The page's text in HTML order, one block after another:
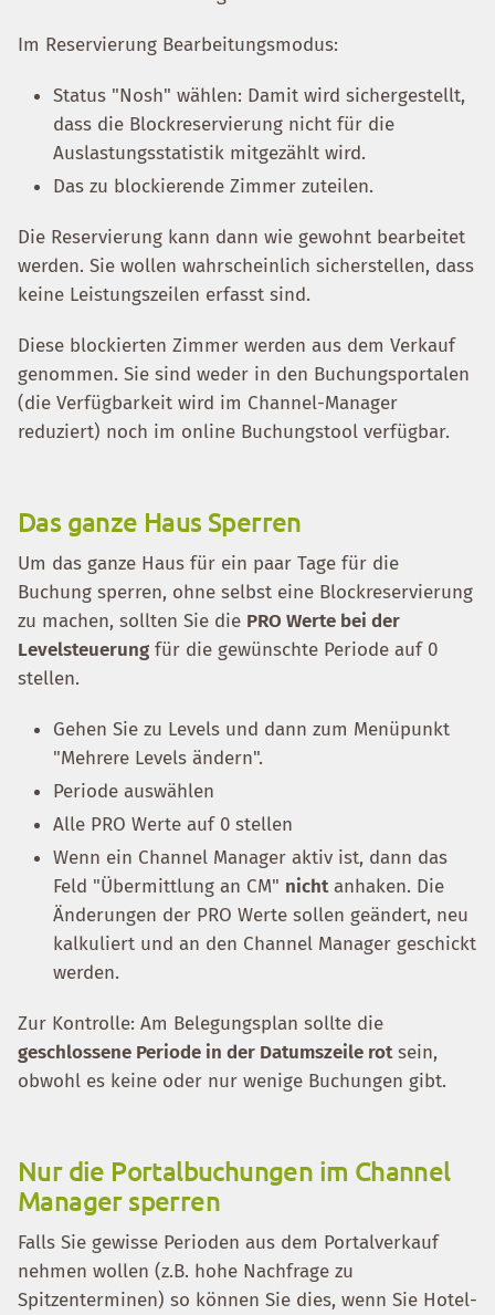
Im Reservierung Bearbeitungsmodus:
Status "Nosh" wählen: Damit wird sichergestellt,
dass die Blockreservierung nicht für die
Auslastungsstatistik mitgezählt wird.
Das zu blockierende Zimmer zuteilen.
Die Reservierung kann dann wie gewohnt bearbeitet
werden. Sie wollen wahrscheinlich sicherstellen, dass
keine Leistungszeilen erfasst sind.
Diese blockierten Zimmer werden aus dem Verkauf
genommen. Sie sind weder in den Buchungsportalen
(die Verfügbarkeit wird im Channel-Manager
reduziert) noch im online Buchungstool verfügbar.
Das ganze Haus Sperren
Um das ganze Haus für ein paar Tage für die
Buchung sperren, ohne selbst eine Blockreservierung
zu machen, sollten Sie die PRO Werte bei der
Levelsteuerung für die gewünschte Periode auf 0
stellen.
Gehen Sie zu Levels und dann zum Menüpunkt
"Mehrere Levels ändern".
Periode auswählen
Alle PRO Werte auf 0 stellen
Wenn ein Channel Manager aktiv ist, dann das
Feld "Übermittlung an CM" nichtanhaken. Die
Änderungen der PRO Werte sollen geändert, neu
kalkuliert und an den Channel Manager geschickt
werden.
Zur Kontrolle: Am Belegungsplan sollte die
geschlossene Periode in der Datumszeile rotsein,
obwohl es keine oder nur wenige Buchungen gibt.
Nur die Portalbuchungen im Channel
Manager sperren
Falls Sie gewisse Perioden aus dem Portalverkauf
nehmen wollen (z.B. hohe Nachfrage zu
Spitzenterminen) so können Sie dies, wenn Sie Hotel-